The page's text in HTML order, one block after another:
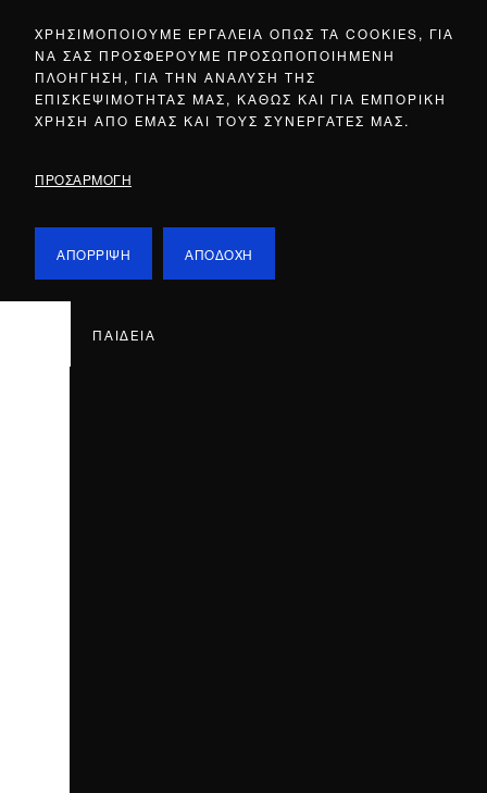
ΧΡΗΣΙΜΟΠΟΙΟΥΜΕ ΕΡΓΑΛΕΙΑ ΟΠΩΣ ΤΑ COOKIES, ΓΙΑ
ΝΑ ΣΑΣ ΠΡΟΣΦΕΡΟΥΜΕ ΠΡΟΣΩΠΟΠΟΙΗΜΕΝΗ
ΠΛΟΗΓΗΣΗ, ΓΙΑ ΤΗΝ ΑΝΑΛΥΣΗ ΤΗΣ
ΕΠΙΣΚΕΨΙΜΟΤΗΤΑΣ ΜΑΣ, ΚΑΘΩΣ ΚΑΙ ΓΙΑ ΕΜΠΟΡΙΚΗ
ΧΡΗΣΗ ΑΠΟ ΕΜΑΣ ΚΑΙ ΤΟΥΣ ΣΥΝΕΡΓΑΤΕΣ ΜΑΣ.
ΠΡΟΣΑΡΜΟΓΗ
ΑΠΟΡΡΙΨΗ ΑΠΟΔΟΧΗ
ΠΑΙΔΕΙΑ